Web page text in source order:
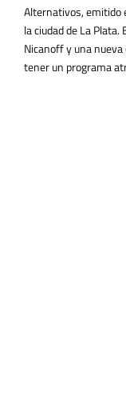
Alternativos, emitido
la ciudad de La
Nicanoff y una
tener un programa